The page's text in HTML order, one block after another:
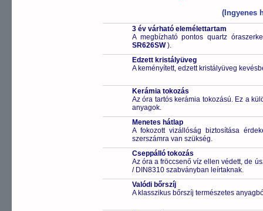
(Ingyenes
3 év várható elemélettartam
A megbízható pontos quartz
SR626SW).
Edzett kristályüveg
A keményített, edzett kristályüveg
Kerámia tokozás
Az óra tartós kerámia tokozású. Ez a
anyagok.
Menetes hátlap
A fokozott vizállóság biztosítása
szerszámra van szükség.
Cseppálló tokozás
Az óra a fröccsenő víz ellen védett, de
/ DIN8310 szabványban leírtaknak.
Valódi bőrszíj
A klasszikus bőrszíj természetes